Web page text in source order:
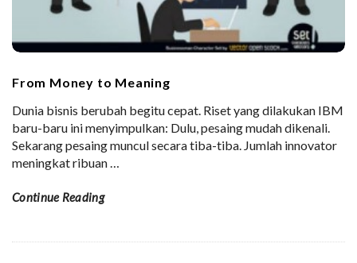
From Money to Meaning
Dunia bisnis berubah begitu cepat. Riset yang dilakukan IBM
baru-baru ini menyimpulkan: Dulu, pesaing mudah dikenali.
Sekarang pesaing muncul secara tiba-tiba. Jumlah innovator
meningkat ribuan…
Continue Reading